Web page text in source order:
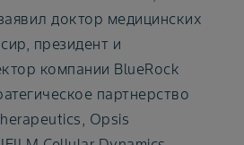
доктор медицинских
президент и
компании BlueRock
партнерство
Opsis